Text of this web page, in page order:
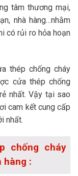
tâm thương mại,
nhà hàng…nhằm
có rủi ro hỏa hoạn
thép chống cháy
cửa thép chống
nhất. Vậy tại sao
cam kết cung cấp
nhất.
chống cháy
hàng :